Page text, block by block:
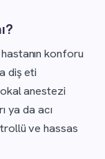
konforu
diş eti
anestezi
ya da acı
ve hassas